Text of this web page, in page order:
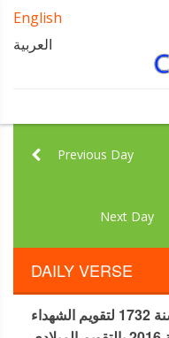
English
العربية
Previous Day
Next Day
DAILY VERSE
سنكسار يوم 6 من شهر برموده لسنة 1732 لتقويم الشهداء